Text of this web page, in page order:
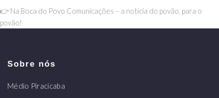
👉 Na Boca do Povo Comunicações – a notícia do povão, para o
povão!
Sobre nós
Médio Piracicaba